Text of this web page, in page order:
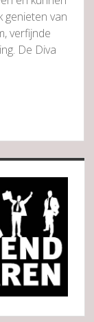
genieten van
verfijnde
De Diva